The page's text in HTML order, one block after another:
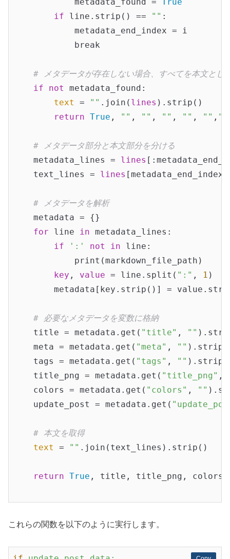
            metadata_found =
True
if line.strip() == "" :
            metadata_end_index = i
            break
# メタデータが存在しない場合、すべてを本文とし
if
not
metadata_found:
text
= "" .join( lines ).strip()
return True , "" , "" , "" , "" , "" , ""
# メタデータ部分と本文部分を分ける
    metadata_lines =
lines
    text_lines =
lines
# メタデータを解析
    metadata = {}
for line in metadata_lines:
if
':' not in line:
            print(markdown_file_path)
key , value = line.split( ":" , 1 )
metadata[key.strip()] =
# 必要なメタデータを変数に格納
    title = metadata.get(
"title" , ""
    meta = metadata.get(
"meta" , ""
    tags = metadata.get(
"tags" , ""
    title_png = metadata.get(
"title_png" ,
    colors = metadata.get(
"colors" , ""
    update_post = metadata.get(
# 本文を取得
text
= "" .join(text_lines).strip()
return True , title, title_png, colors,
これらの関数を以下のように実行します。